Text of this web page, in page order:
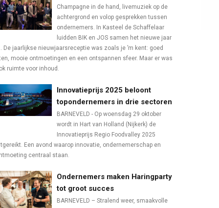
Champagne in de hand, livemuziek op de
achtergrond en volop gesprekken tussen
ondernemers. In Kasteel de Schaffelaar
luidden BIK en JOS samen het nieuwe jaar
De jaarlijkse nieuwjaarsreceptie was zoals je ’m kent: goed
mooie ontmoetingen en een ontspannen sfeer. Maar er was
ruimte voor inhoud.
Innovatieprijs 2025 beloont
topondernemers in drie sectoren
BARNEVELD - Op woensdag 29 oktober
wordt in Hart van Holland (Nijkerk) de
Innovatieprijs Regio Foodvalley 2025
Een avond waarop innovatie, ondernemerschap en
centraal staan.
Ondernemers maken Haringparty
tot groot succes
BARNEVELD – Stralend weer, smaakvolle